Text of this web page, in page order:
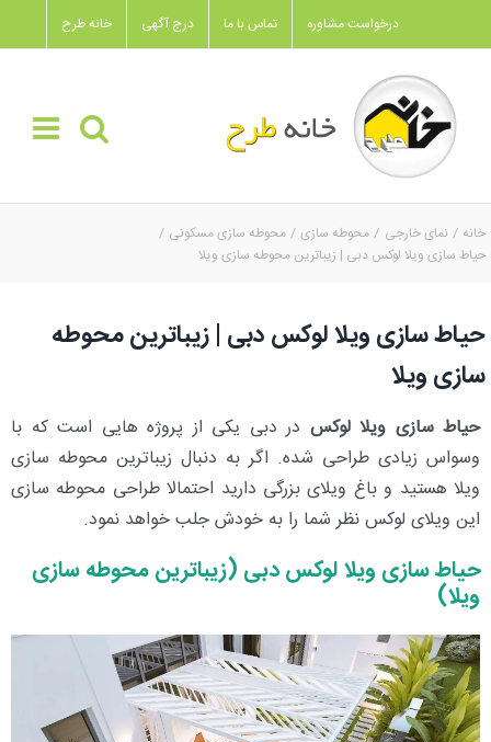
to
content
خانه طرح درج آگهی تماس با ما درخواست مشاوره
خانه نمای خارجی محوطه سازی
محوطه سازی مسکونی
حیاط سازی ویلا لوکس دبی | زیباترین محوطه سازی ویلا
حیاط سازی ویلا لوکس دبی | زیباترین محوطه
سازی ویلا
حیاط سازی ویلا لوکس در دبی یکی از پروژه هایی است که با
وسواس زیادی طراحی شده. اگر به دنبال زیباترین محوطه سازی
ویلا هستید و باغ ویلای بزرگی دارید احتمالا طراحی محوطه سازی
این ویلای لوکس نظر شما را به خودش جلب خواهد نمود.
حیاط سازی ویلا لوکس دبی (زیباترین محوطه سازی
ویلا)